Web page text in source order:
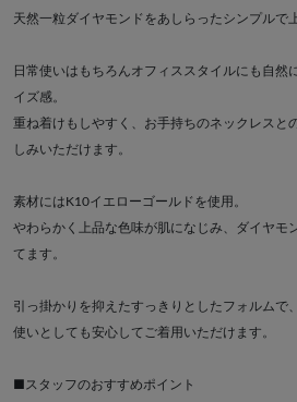
天然一粒ダイヤモンドをあしらったシンプルで
日常使いはもちろんオフィススタイルにも自然
イズ感。
重ね着けもしやすく、お手持ちのネックレスと
しみいただけます。
素材にはK10イエローゴールドを使用。
やわらかく上品な色味が肌になじみ、ダイヤモ
てます。
引っ掛かりを抑えたすっきりとしたフォルムで
使いとしても安心してご着用いただけます。
■スタッフのおすすめポイント